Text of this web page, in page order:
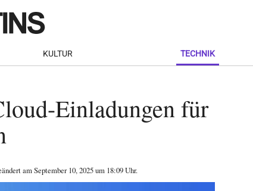
KULTUR TECHNIK
Einladungen für
am September 10, 2025 um 18:09 Uhr.